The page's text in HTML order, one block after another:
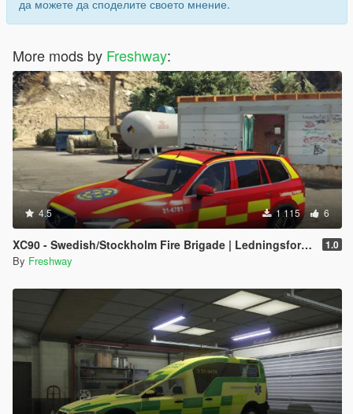
да можете да споделите своето мнение.
More mods by Freshway:
4.5 1 115 6
XC90 - Swedish/Stockholm Fire Brigade | Ledningsfordon | 2017 1.0
By Freshway